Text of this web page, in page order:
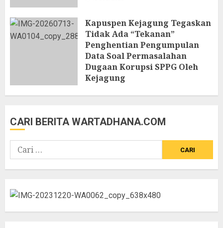
Kapuspen Kejagung Tegaskan
Tidak Ada “Tekanan”
Penghentian Pengumpulan
Data Soal Permasalahan
Dugaan Korupsi SPPG Oleh
Kejagung
CARI BERITA WARTADHANA.COM
Cari
untuk: